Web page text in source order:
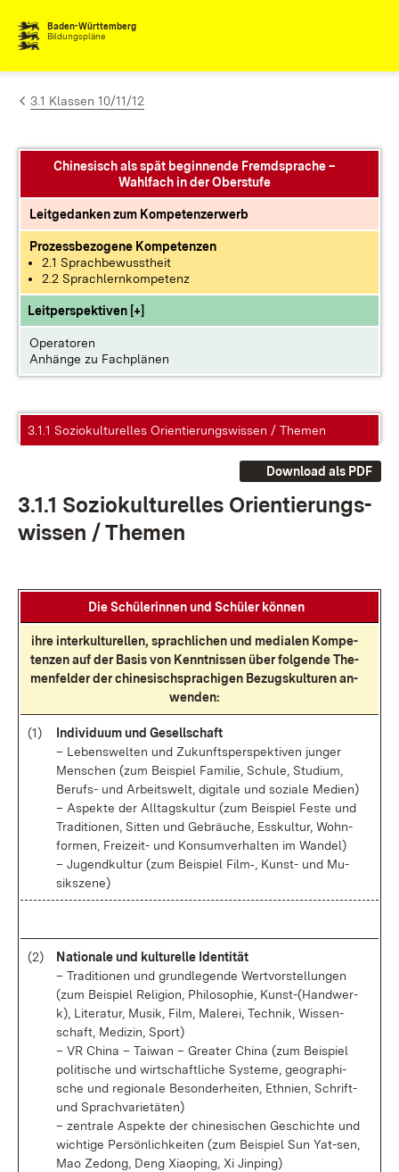
Zum Inhalt springen
Baden-Württemberg
Bildungspläne
3.1 Klassen 10/11/12
Chinesisch als spät beginnende Fremdsprache –
Wahlfach in der Oberstufe
Leitgedanken zum Kompetenzerwerb
Prozessbezogene Kompetenzen
2.1 Sprachbewusstheit
2.2 Sprachlernkompetenz
Leitperspektiven [+]
Operatoren
Anhänge zu Fachplänen
3.1.1 Soziokulturelles Orientierungswissen / Themen
Download als PDF
3.1.1 So­zio­kul­tu­rel­les Ori­en­tie­rungs­
wis­sen / The­men
Die Schü­le­rin­nen und Schü­ler kön­nen
ih­re in­ter­kul­tu­rel­len, sprach­li­chen und me­dia­len Kom­pe­
ten­zen auf der Ba­sis von Kennt­nis­sen über fol­gen­de The­
men­fel­der der chi­ne­sisch­spra­chi­gen Be­zugs­kul­tu­ren an­
wen­den:
(1)
In­di­vi­du­um und Ge­sell­schaft
– Le­bens­wel­ten und Zu­kunfts­per­spek­ti­ven jun­ger
Men­schen (zum Bei­spiel Fa­mi­lie, Schu­le, Stu­di­um,
Be­rufs- und Ar­beits­welt, di­gi­ta­le und so­zia­le Me­di­en)
– As­pek­te der All­tags­kul­tur (zum Bei­spiel Fes­te und
Tra­di­tio­nen, Sit­ten und Ge­bräu­che, Ess­kul­tur, Wohn­
for­men, Frei­zeit- und Kon­sum­ver­hal­ten im Wan­del)
– Ju­gend­kul­tur (zum Bei­spiel Film‑, Kunst- und Mu­
sik­sze­ne)
(2)
Na­tio­na­le und kul­tu­rel­le Iden­ti­tät
– Tra­di­tio­nen und grund­le­gen­de Wert­vor­stel­lun­gen
(zum Bei­spiel Re­li­gi­on, Phi­lo­so­phie, Kunst-(Hand­wer­
k), Li­te­ra­tur, Mu­sik, Film, Ma­le­rei, Tech­nik, Wis­sen­
schaft, Me­di­zin, Sport)
– VR Chi­na – Tai­wan – Grea­ter Chi­na (zum Bei­spiel
po­li­ti­sche und wirt­schaft­li­che Sys­te­me, geo­gra­phi­
sche und re­gio­na­le Be­son­der­hei­ten, Eth­ni­en, Schrift-
und Sprach­va­rie­tä­ten)
– zen­tra­le As­pek­te der chi­ne­si­schen Ge­schich­te und
wich­ti­ge Per­sön­lich­kei­ten (zum Bei­spiel Sun Ya­t-sen,
Mao Ze­dong, Deng Xia­o­ping, Xi Jin­ping)